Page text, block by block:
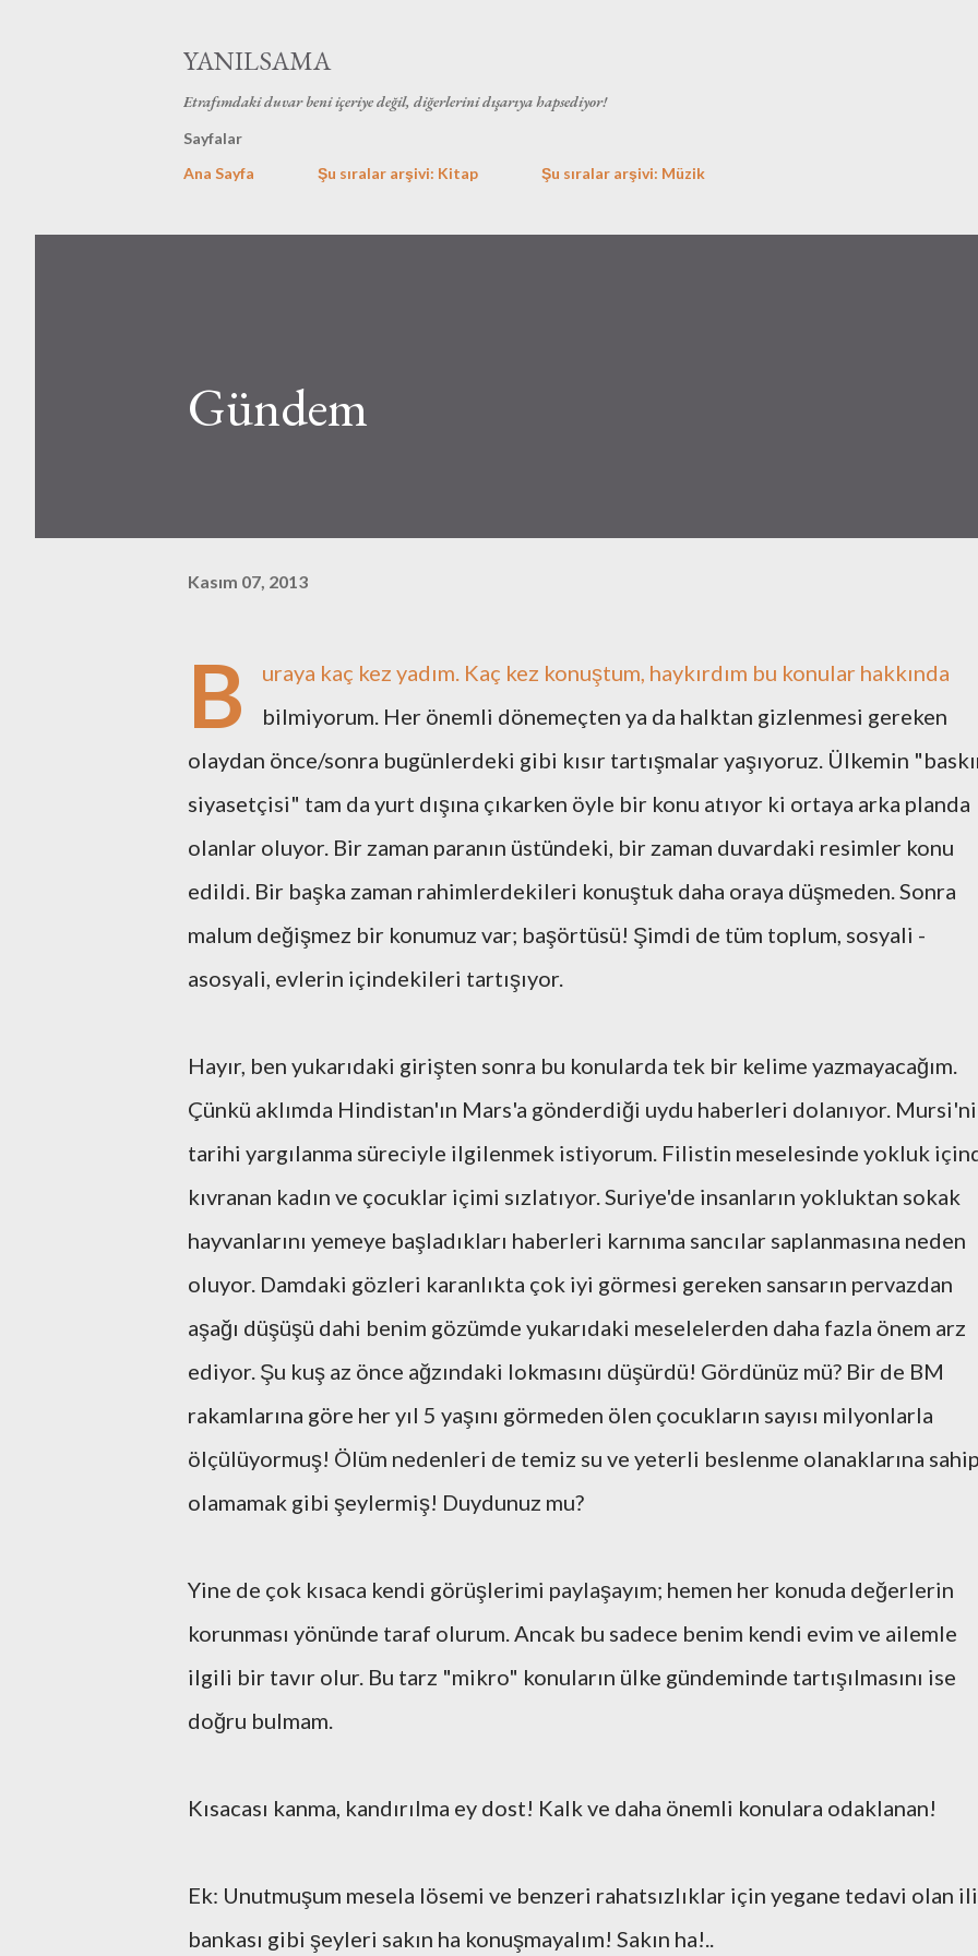
YANILSAMA
Etrafımdaki duvar beni içeriye değil, diğerlerini dışarıya hapsediyor!
Sayfalar
Ana Sayfa
Şu sıralar arşivi: Kitap Şu sıralar arşivi: Müzik
Gündem
Kasım 07, 2013
B
uraya kaç kez yadım. Kaç kez konuştum, haykırdım bu konular hakkında
bilmiyorum. Her önemli dönemeçten ya da halktan gizlenmesi gereken
olaydan önce/sonra bugünlerdeki gibi kısır tartışmalar yaşıyoruz. Ülkemin
siyasetçisi" tam da yurt dışına çıkarken öyle bir konu atıyor ki ortaya arka planda
olanlar oluyor. Bir zaman paranın üstündeki, bir zaman duvardaki resimler konu
edildi. Bir başka zaman rahimlerdekileri konuştuk daha oraya düşmeden. Sonra
malum değişmez bir konumuz var; başörtüsü! Şimdi de tüm toplum, sosyali -
asosyali, evlerin içindekileri tartışıyor.
Hayır, ben yukarıdaki girişten sonra bu konularda tek bir kelime yazmayacağım.
Çünkü aklımda Hindistan'ın Mars'a gönderdiği uydu haberleri dolanıyor.
tarihi yargılanma süreciyle ilgilenmek istiyorum. Filistin meselesinde yokluk
kıvranan kadın ve çocuklar içimi sızlatıyor. Suriye'de insanların yokluktan sokak
hayvanlarını yemeye başladıkları haberleri karnıma sancılar saplanmasına neden
oluyor. Damdaki gözleri karanlıkta çok iyi görmesi gereken sansarın pervazdan
aşağı düşüşü dahi benim gözümde yukarıdaki meselelerden daha fazla önem arz
ediyor. Şu kuş az önce ağzındaki lokmasını düşürdü! Gördünüz mü? Bir de BM
rakamlarına göre her yıl 5 yaşını görmeden ölen çocukların sayısı milyonlarla
ölçülüyormuş! Ölüm nedenleri de temiz su ve yeterli beslenme olanaklarına
olamamak gibi şeylermiş! Duydunuz mu?
Yine de çok kısaca kendi görüşlerimi paylaşayım; hemen her konuda değerlerin
korunması yönünde taraf olurum. Ancak bu sadece benim kendi evim ve ailemle
ilgili bir tavır olur. Bu tarz "mikro" konuların ülke gündeminde tartışılmasını ise
doğru bulmam.
Kısacası kanma, kandırılma ey dost! Kalk ve daha önemli konulara odaklanan!
Ek: Unutmuşum mesela lösemi ve benzeri rahatsızlıklar için yegane tedavi olan
bankası gibi şeyleri sakın ha konuşmayalım! Sakın ha!..